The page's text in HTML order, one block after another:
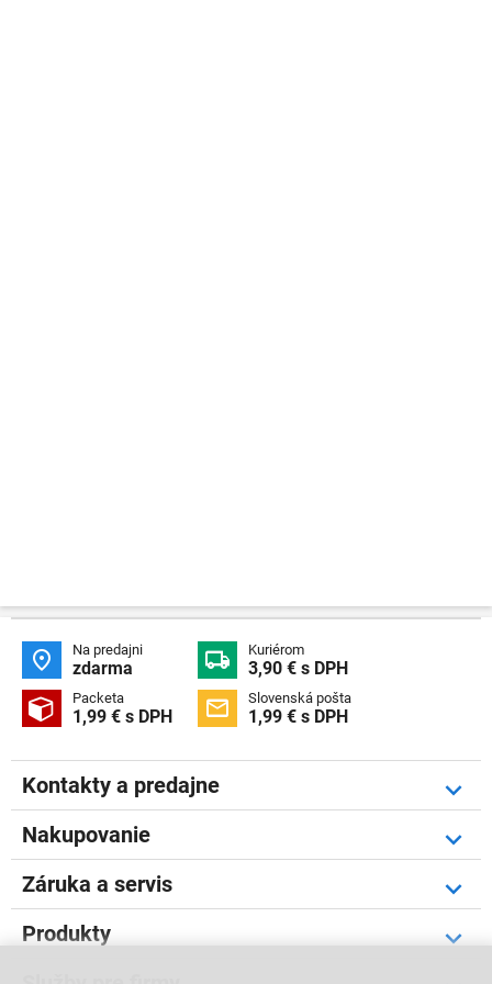
 Na predajni
zdarma  Kuriérom
3,90 € s DPH
 Packeta
1,99 € s DPH  Slovenská pošta
1,99 € s DPH
Kontakty a predajne
Nakupovanie
Záruka a servis
Produkty